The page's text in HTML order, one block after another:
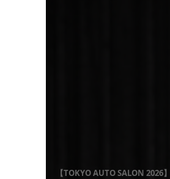
【TOKYO AUTO SALON 2026】